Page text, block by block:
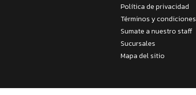
Política de privacidad
Términos y condiciones
Sumate a nuestro staff
Sucursales
Mapa del sitio